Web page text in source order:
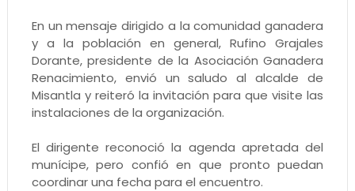
En un mensaje dirigido a la comunidad ganadera
y a la población en general, Rufino Grajales
Dorante, presidente de la Asociación Ganadera
Renacimiento, envió un saludo al alcalde de
Misantla y reiteró la invitación para que visite las
instalaciones de la organización.
El dirigente reconoció la agenda apretada del
munícipe, pero confió en que pronto puedan
coordinar una fecha para el encuentro.